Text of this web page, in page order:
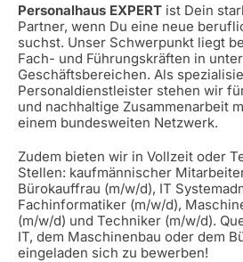
Personalhaus EXPERT ist Dein
Partner, wenn Du eine neue
suchst. Unser Schwerpunkt liegt
Fach- und Führungskräften in
Geschäftsbereichen. Als
Personaldienstleister stehen wir
und nachhaltige Zusammenarbeit
einem bundesweiten Netzwerk.
Zudem bieten wir in Vollzeit oder
Stellen: kaufmännischer
Bürokauffrau (m/w/d), IT
Fachinformatiker (m/w/d),
(m/w/d) und Techniker (m/w/d).
IT, dem Maschinenbau oder dem
eingeladen sich zu bewerben!